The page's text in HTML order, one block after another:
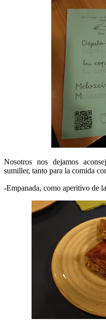
Nosotros nos dejamos
sumiller, tanto para la comida
-Empanada, como aperitivo de